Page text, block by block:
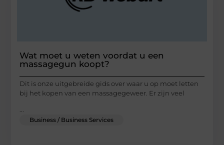
Wat moet u weten voordat u een
massagegun koopt?
Dit is onze uitgebreide gids over waar u op moet letten
bij het kopen van een massagegeweer. Er zijn veel
Business / Business Services